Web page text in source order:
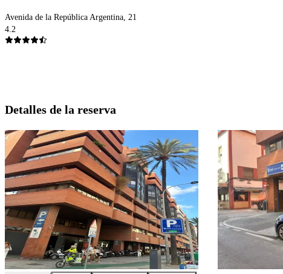
Avenida de la República Argentina, 21
4.2
Detalles de la reserva